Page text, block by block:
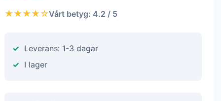
★★★★☆Vårt betyg: 4.2 / 5
Leverans: 1-3 dagar
I lager